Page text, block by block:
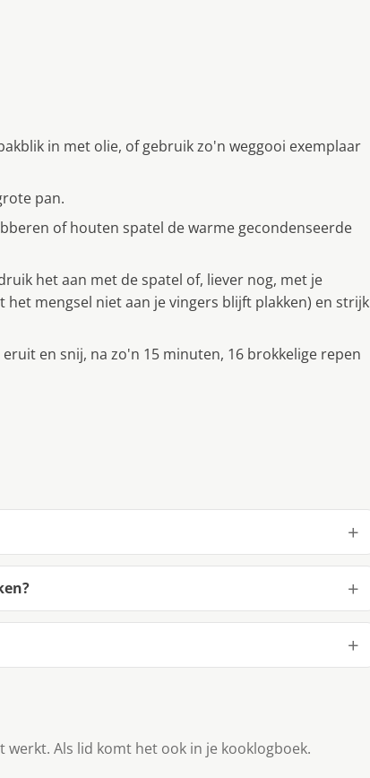
in met olie, of gebruik zo'n weggooi exemplaar
pan.
of houten spatel de warme gecondenseerde
het aan met de spatel of, liever nog, met je
mengsel niet aan je vingers blijft plakken) en strijk
en snij, na zo'n 15 minuten, 16 brokkelige repen
Als lid komt het ook in je kooklogboek.